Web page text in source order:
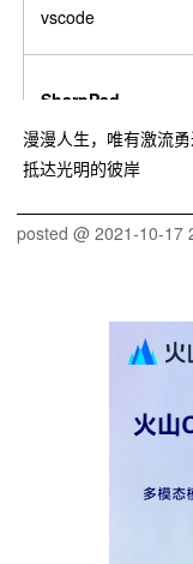
vscode
SharpPad
jmazouri.sharppad
漫漫人生，唯有激流
抵达光明的彼岸
posted @ 2021-10-17